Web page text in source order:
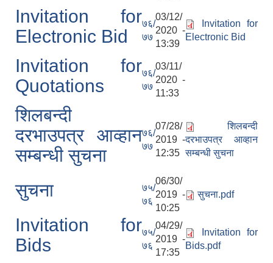
Invitation for
Electronic Bid
७६/
७७
03/12/
2020 -
13:39
Invitation for
Electronic Bid
Invitation for
Quotations
७६/
७७
03/11/
2020 -
11:33
शिलबन्दी
दरभाउपत्र आव्हान
सम्बन्धी सुचना
७६/
७७
07/28/
2019 -
12:35
शिलबन्दी
दरभाउपत्र आव्हान
सम्बन्धी सुचना
सुचना
७५/
७६
06/30/
2019 -
10:25
सुचना.pdf
Invitation for
Bids
७५/
७६
04/29/
2019 -
17:35
Invitation for
Bids.pdf